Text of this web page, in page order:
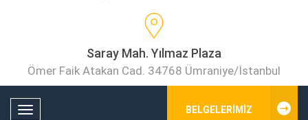
Saray Mah. Yılmaz Plaza
Ömer Faik Atakan Cad. 34768 Ümraniye/İstanbul
Toggle
BELGELERIMIZ